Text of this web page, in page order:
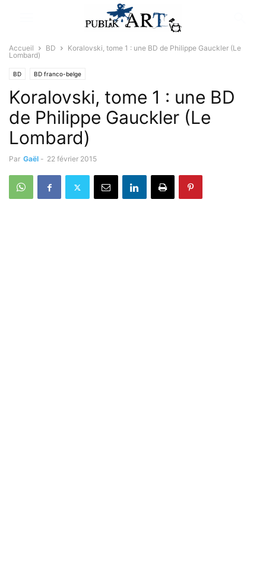
Accueil BD
Koralovski, tome 1 : une BD de Philippe Gauckler (Le
Lombard)
BD BD franco-belge
Koralovski, tome 1 : une BD
de Philippe Gauckler (Le
Lombard)
Par Gaël - 22 février 2015